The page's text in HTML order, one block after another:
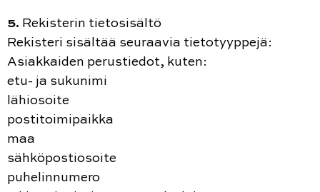
5. Rekisterin tietosisältö
Rekisteri sisältää seuraavia tietotyyppejä:
Asiakkaiden perustiedot, kuten:
etu- ja sukunimi
lähiosoite
postitoimipaikka
maa
sähköpostiosoite
puhelinnumero